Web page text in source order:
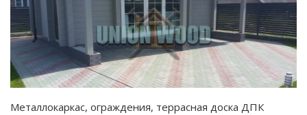
Металлокаркас, ограждения, террасная доска ДПК